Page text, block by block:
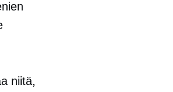
niitä,